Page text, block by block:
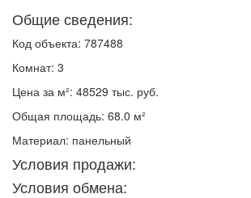
Общие сведения:
Код объекта: 787488
Комнат: 3
Цена за м²: 48529 тыс. руб.
Общая площадь: 68.0 м²
Материал: панельный
Условия продажи:
Условия обмена: